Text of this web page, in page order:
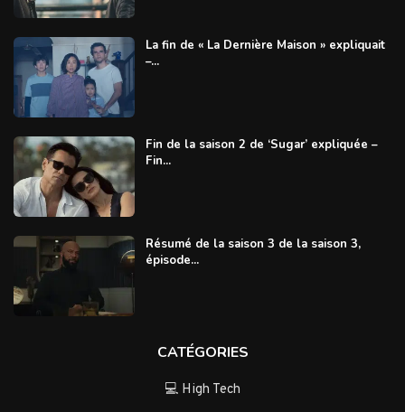
La fin de « La Dernière Maison » expliquait
–...
Fin de la saison 2 de ‘Sugar’ expliquée –
Fin...
Résumé de la saison 3 de la saison 3,
épisode...
CATÉGORIES
💻 High Tech